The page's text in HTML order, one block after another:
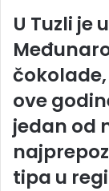
U Tuzli je
ove
jedan od
tipa u